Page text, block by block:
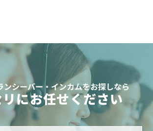
ンシーバー・インカムをお探しなら
にお任せください